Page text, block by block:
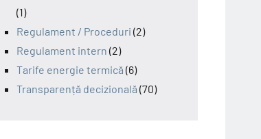
(1)
Regulament / Proceduri (2)
Regulament intern (2)
Tarife energie termică (6)
Transparență decizională (70)